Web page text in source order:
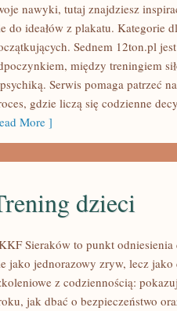
nawyki, tutaj znajdziesz
do ideałów z plakatu. Kategorie
Sednem 12ton.pl
między treningiem
Serwis pomaga patrzeć
gdzie liczą się codzienne
More ]
dzieci
Sieraków to punkt
jako jednorazowy zryw, lecz jako
z codziennością:
jak dbać o bezpieczeństwo